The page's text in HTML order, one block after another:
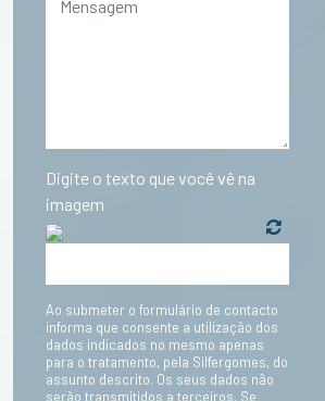
Digite o texto que você vê na
imagem
Ao submeter o formulário de contacto
informa que consente a utilização dos
dados indicados no mesmo apenas
para o tratamento, pela Silfergomes, do
assunto descrito. Os seus dados não
serão transmitidos a terceiros. Se